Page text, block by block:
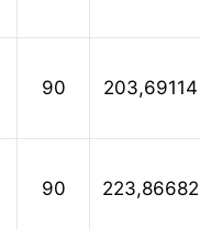
90 203,69114
90 223,86682